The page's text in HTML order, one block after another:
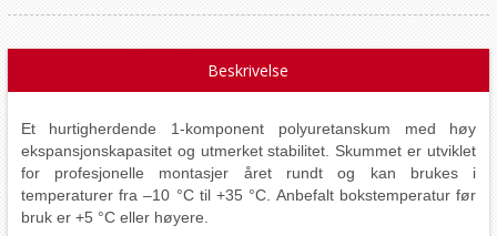
Beskrivelse
Et hurtigherdende 1-komponent polyuretanskum med høy
ekspansjonskapasitet og utmerket stabilitet. Skummet er utviklet
for profesjonelle montasjer året rundt og kan brukes i
temperaturer fra –10 °C til +35 °C. Anbefalt bokstemperatur før
bruk er +5 °C eller høyere.